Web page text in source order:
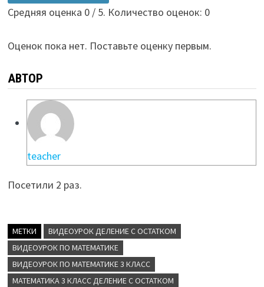
Средняя оценка 0/ 5. Количество оценок: 0
Оценок пока нет. Поставьте оценку первым.
АВТОР
teacher
Посетили 2 раз.
МЕТКИ
ВИДЕОУРОК ДЕЛЕНИЕ С ОСТАТКОМ
ВИДЕОУРОК ПО МАТЕМАТИКЕ
ВИДЕОУРОК ПО МАТЕМАТИКЕ 3 КЛАСС
МАТЕМАТИКА 3 КЛАСС ДЕЛЕНИЕ С ОСТАТКОМ